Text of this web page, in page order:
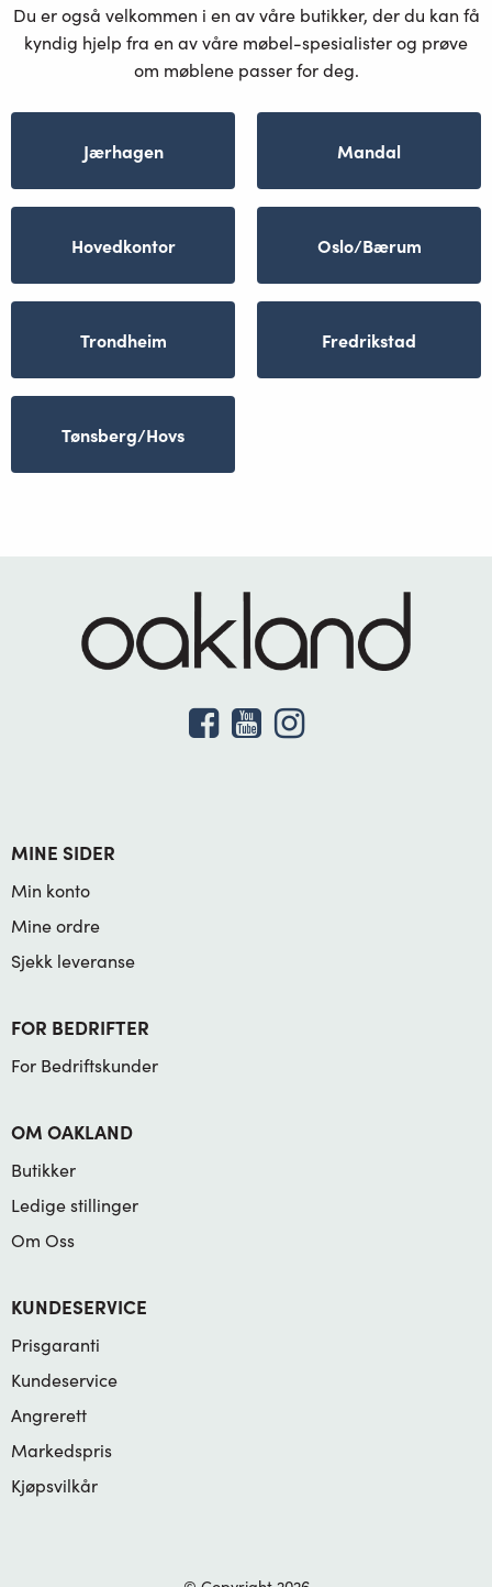
Du er også velkommen i en av våre butikker, der du kan få
kyndig hjelp fra en av våre møbel-spesialister og prøve
om møblene passer for deg.
Jærhagen Mandal
Hovedkontor Oslo/Bærum
Trondheim Fredrikstad
Tønsberg/Hovs
MINE SIDER
Min konto
Mine ordre
Sjekk leveranse
FOR BEDRIFTER
For Bedriftskunder
OM OAKLAND
Butikker
Ledige stillinger
Om Oss
KUNDESERVICE
Prisgaranti
Kundeservice
Angrerett
Markedspris
Kjøpsvilkår